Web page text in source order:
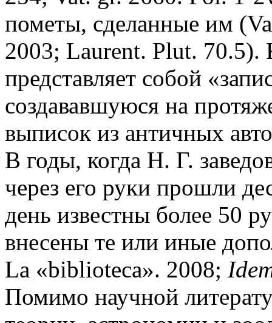
пометы, сделанные им
2003; Laurent. Plut. 70.5).
представляет собой
создававшуюся на
выписок из античных
В годы, когда Н. Г.
через его руки прошли
день известны более 50
внесены те или иные
La «biblioteca». 2008;
Помимо научной